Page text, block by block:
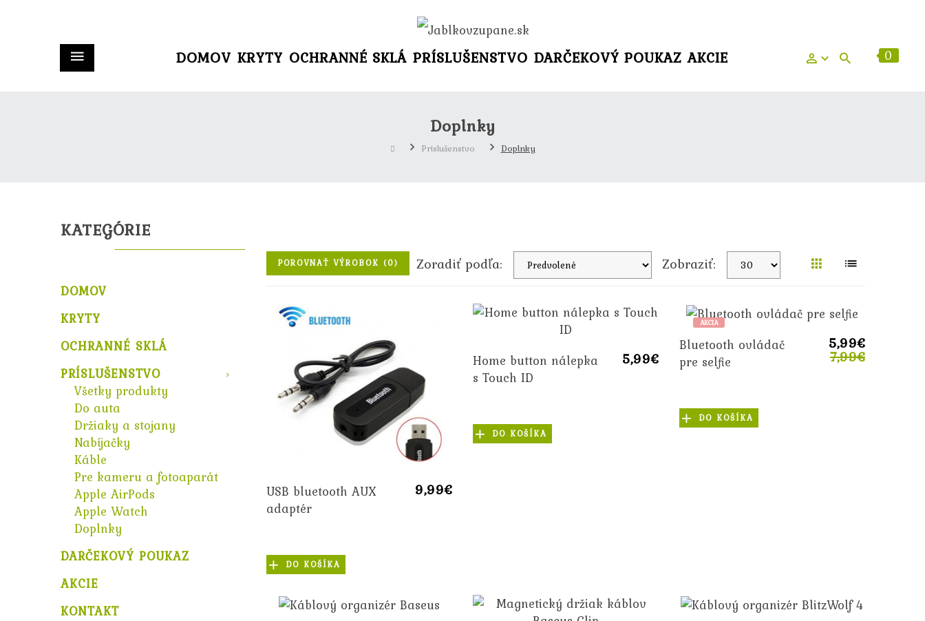
DOMOV KRYTY OCHRANNÉ SKLÁ PRÍSLUŠENSTVO DARČEKOVÝ POUKAZ AKCIE 0
Doplnky
Príslušenstvo Doplnky
KATEGÓRIE
DOMOV
KRYTY
OCHRANNÉ SKLÁ
PRÍSLUŠENSTVO
Všetky produkty
Do auta
Držiaky a stojany
Nabíjačky
Káble
Pre kameru a fotoaparát
Apple AirPods
Apple Watch
Doplnky
DARČEKOVÝ POUKAZ
AKCIE
KONTAKT
POROVNAŤ VÝROBOK (0) Zoradiť podľa: Zobraziť:
USB bluetooth AUX
adaptér
9,99€
DO KOŠÍKA
Home button nálepka
s Touch ID
5,99€
DO KOŠÍKA
AKCIA
Bluetooth ovládač
pre selfie
5,99€
7,99€
DO KOŠÍKA